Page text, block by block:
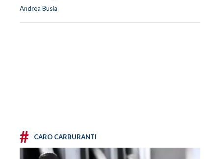
Andrea Busia
# CARO CARBURANTI